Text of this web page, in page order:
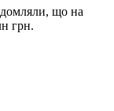
що на
грн.